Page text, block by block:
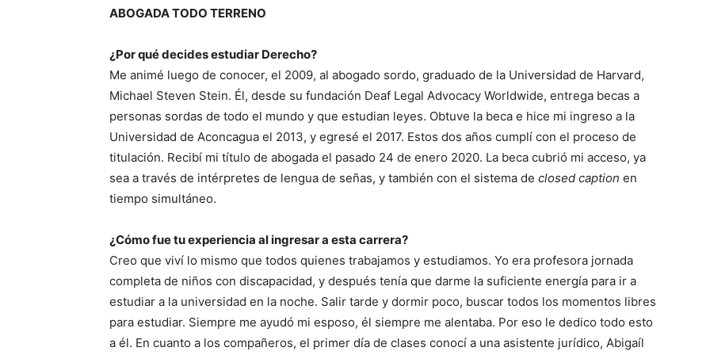
ABOGADA TODO TERRENO
¿Por qué decides estudiar Derecho?
Me animé luego de conocer, el 2009, al abogado sordo, graduado de la Universidad de Harvard,
Michael Steven Stein. Él, desde su fundación Deaf Legal Advocacy Worldwide, entrega becas a
personas sordas de todo el mundo y que estudian leyes. Obtuve la beca e hice mi ingreso a la
Universidad de Aconcagua el 2013, y egresé el 2017. Estos dos años cumplí con el proceso de
titulación. Recibí mi título de abogada el pasado 24 de enero 2020. La beca cubrió mi acceso, ya
sea a través de intérpretes de lengua de señas, y también con el sistema de closed caption en
tiempo simultáneo.
¿Cómo fue tu experiencia al ingresar a esta carrera?
Creo que viví lo mismo que todos quienes trabajamos y estudiamos. Yo era profesora jornada
completa de niños con discapacidad, y después tenía que darme la suficiente energía para ir a
estudiar a la universidad en la noche. Salir tarde y dormir poco, buscar todos los momentos libres
para estudiar. Siempre me ayudó mi esposo, él siempre me alentaba. Por eso le dedico todo esto
a él. En cuanto a los compañeros, el primer día de clases conocí a una asistente jurídico, Abigaíl